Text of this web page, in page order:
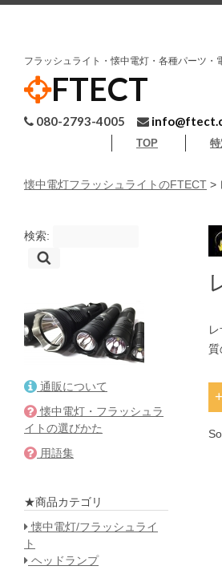
フラッシュライト・懐中電灯・各種パーツ・
FTECT
080-2793-4005
TOP
懐中電灯フラッシュライトのFTECT >
質
検索:
通販について
懐中電灯・フラッシュラ
イトの選びかた
用語集
★商品カテゴリ
懐中電灯/フラッシュライ
ト
ヘッドランプ